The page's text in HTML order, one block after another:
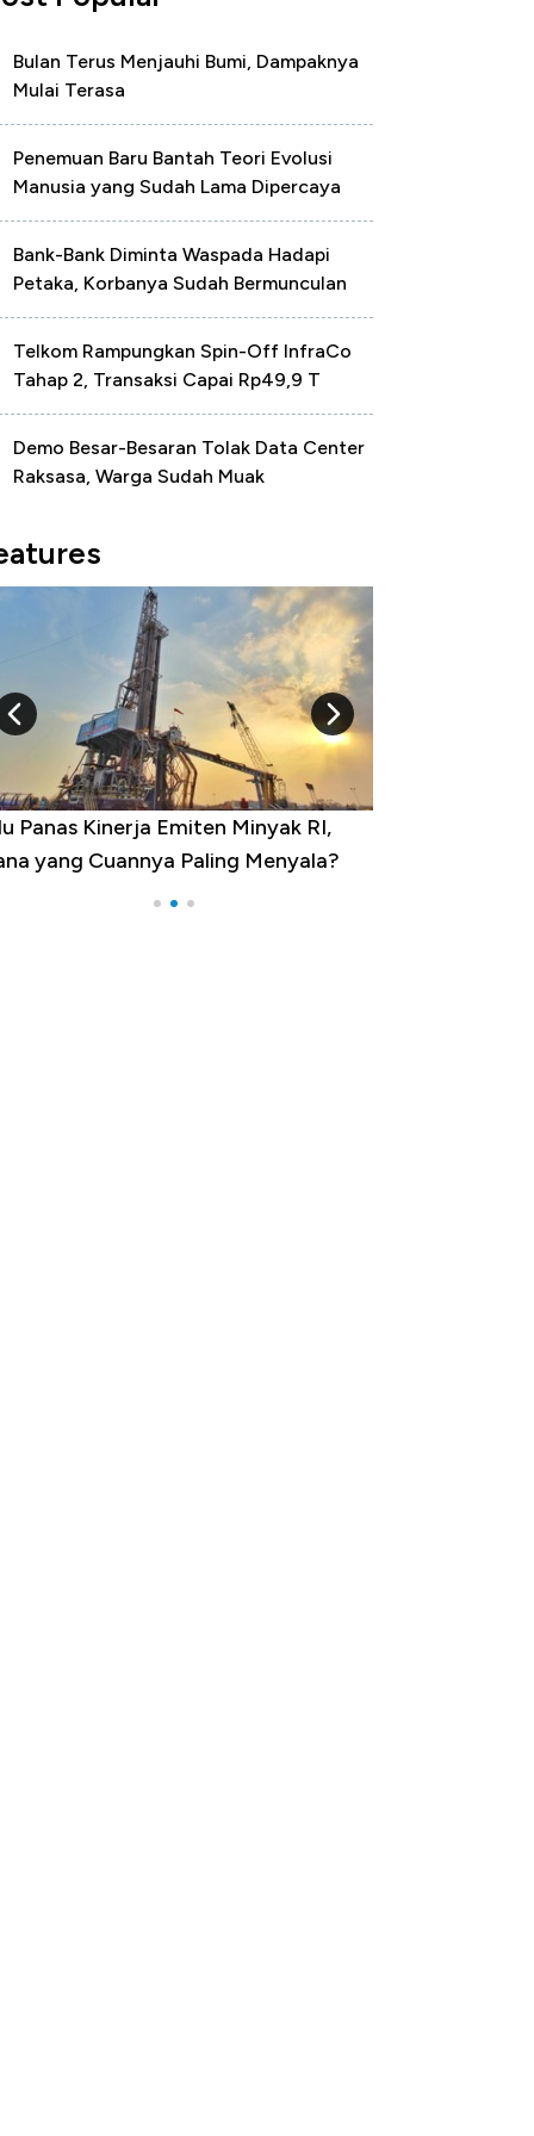
Bulan Terus Menjauhi Bumi, Dampaknya
Mulai Terasa
Penemuan Baru Bantah Teori Evolusi
Manusia yang Sudah Lama Dipercaya
Bank-Bank Diminta Waspada Hadapi
Petaka, Korbanya Sudah Bermunculan
Telkom Rampungkan Spin-Off InfraCo
Tahap 2, Transaksi Capai Rp49,9 T
Demo Besar-Besaran Tolak Data Center
Raksasa, Warga Sudah Muak
Panas Kinerja Emiten Minyak RI,
yang Cuannya Paling Menyala?